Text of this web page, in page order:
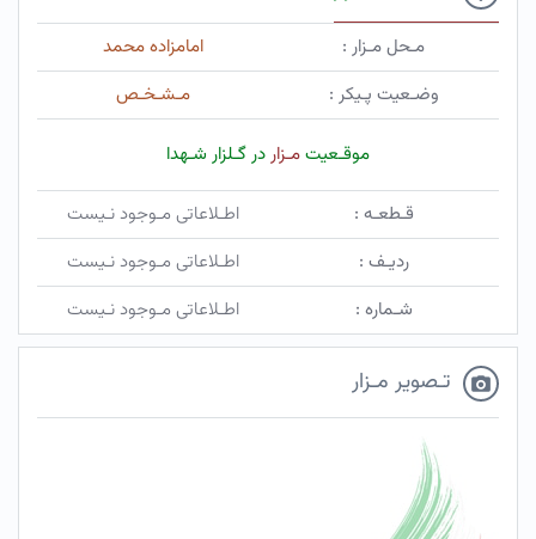
مـحل مـزار :
امامزاده محمد
وضـعیت پـیکر :
مـشـخـص
موقـعیتمـزاردر گـلزار شـهدا
قـطعـه :
اطـلاعاتی مـوجود نـیست
ردیـف :
اطـلاعاتی مـوجود نـیست
شـماره :
اطـلاعاتی مـوجود نـیست
تـصویر مـزار